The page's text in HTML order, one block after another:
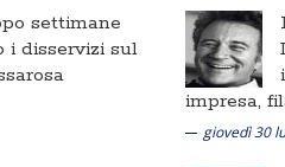
settimane
i disservizi sul
impresa,
giovedì 30